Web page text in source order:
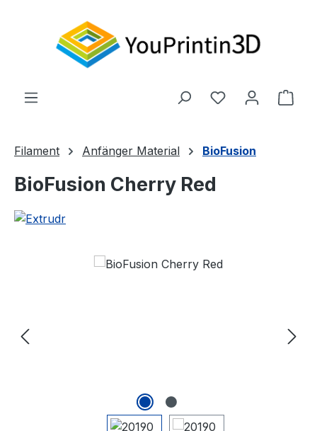
Du hast 0
Filament Anfänger Material BioFusion
BioFusion Cherry Red
Bildergalerie überspringen